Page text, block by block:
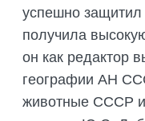
успешно защитил
получила
он как редактор
географии АН
животные СССР и